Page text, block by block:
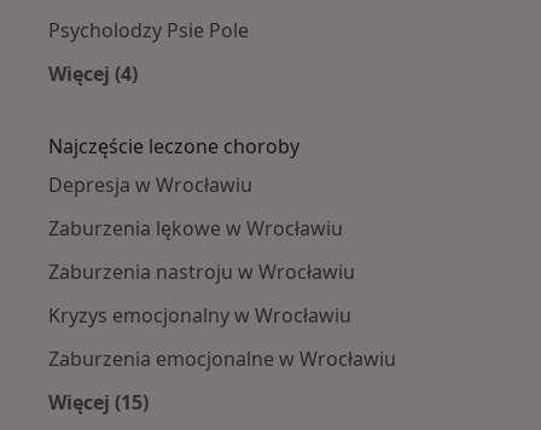
Psycholodzy Psie Pole
Więcej (4)
Najczęście leczone choroby
Depresja w Wrocławiu
Zaburzenia lękowe w Wrocławiu
Zaburzenia nastroju w Wrocławiu
Kryzys emocjonalny w Wrocławiu
Zaburzenia emocjonalne w Wrocławiu
Więcej (15)